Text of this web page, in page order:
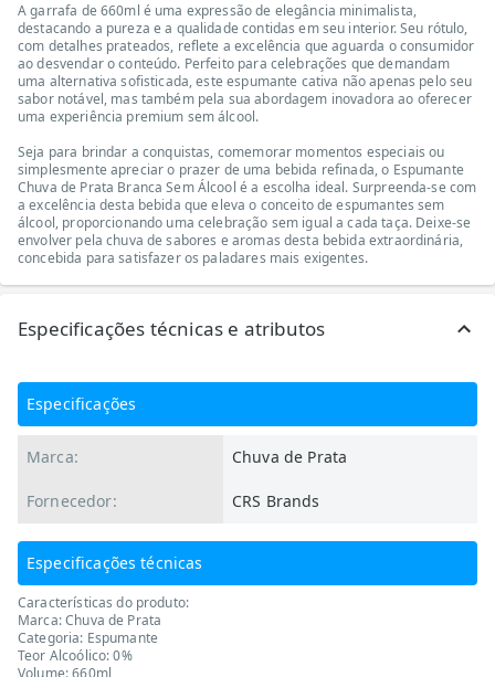
A garrafa de 660ml é uma expressão de elegância minimalista,
destacando a pureza e a qualidade contidas em seu interior. Seu rótulo,
com detalhes prateados, reflete a excelência que aguarda o consumidor
ao desvendar o conteúdo. Perfeito para celebrações que demandam
uma alternativa sofisticada, este espumante cativa não apenas pelo seu
sabor notável, mas também pela sua abordagem inovadora ao oferecer
uma experiência premium sem álcool.
Seja para brindar a conquistas, comemorar momentos especiais ou
simplesmente apreciar o prazer de uma bebida refinada, o Espumante
Chuva de Prata Branca Sem Álcool é a escolha ideal. Surpreenda-se com
a excelência desta bebida que eleva o conceito de espumantes sem
álcool, proporcionando uma celebração sem igual a cada taça. Deixe-se
envolver pela chuva de sabores e aromas desta bebida extraordinária,
concebida para satisfazer os paladares mais exigentes.
Especificações técnicas e atributos
Especificações
Marca: Chuva de Prata
Fornecedor: CRS Brands
Especificações técnicas
Características do produto:
Marca: Chuva de Prata
Categoria: Espumante
Teor Alcoólico: 0%
Volume: 660ml